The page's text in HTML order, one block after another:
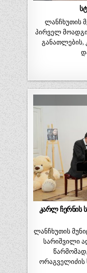
ლანჩხუთის
პირველ
განათლების,
კარლ ჩერნის
ლანჩხუთის
სარიშვილი
ორაგველიძის